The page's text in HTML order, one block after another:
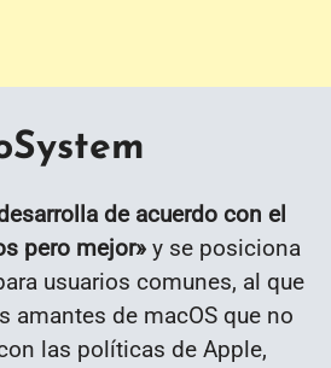
de acuerdo con el
pero mejor» y se posiciona
usuarios comunes, al que
amantes de macOS que no
las políticas de Apple,